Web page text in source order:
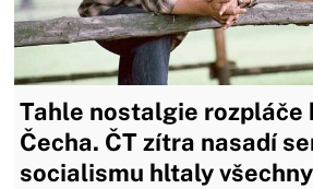
Tahle nostalgie rozpláče
Čecha. ČT zítra nasadí
socialismu hltaly